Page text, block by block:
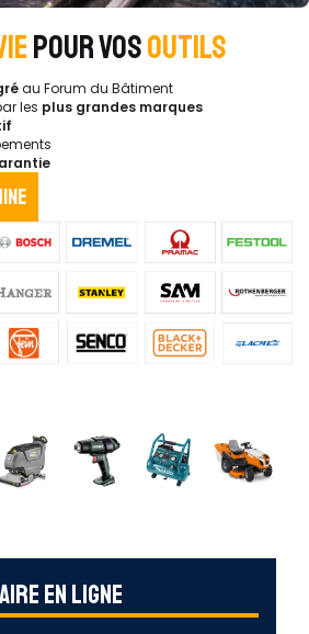
POUR VOSOUTILS
au Forum du Bâtiment
les plus grandes marques
en ligne